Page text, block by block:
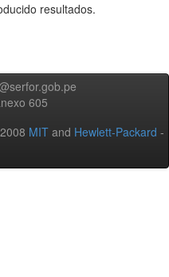
resultados.
605
MIT and Hewlett-Packard -